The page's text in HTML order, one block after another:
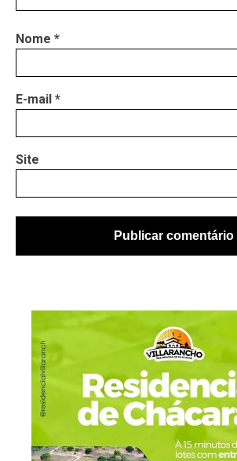
Nome *
E-mail *
Site